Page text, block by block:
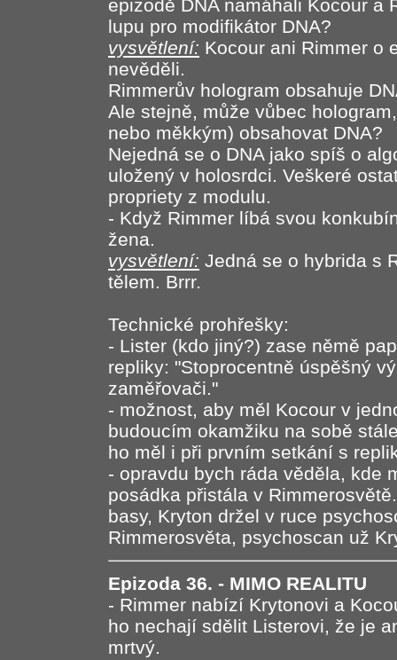
epizodě DNA namáhali Kocour a
lupu pro modifikátor DNA?
vysvětlení: Kocour ani Rimmer o
nevěděli.
Rimmerův hologram obsahuje
Ale stejně, může vůbec
nebo měkkým) obsahovat DNA?
Nejedná se o DNA jako spíš o
uložený v holosrdci. Veškeré
propriety z modulu.
- Když Rimmer líbá svou
žena.
vysvětlení: Jedná se o hybrida s
tělem. Brrr.
Technické prohřešky:
- Lister (kdo jiný?) zase němě
repliky: "Stoprocentně úspěšný
zaměřovači."
- možnost, aby měl Kocour v
budoucím okamžiku na sobě
ho měl i při prvním setkání s
- opravdu bych ráda věděla, kde
posádka přistála v
basy, Kryton držel v ruce
Rimmerosvěta, psychoscan už
Epizoda 36. - MIMO REALITU
- Rimmer nabízí Krytonovi a
ho nechají sdělit Listerovi, že je
mrtvý.